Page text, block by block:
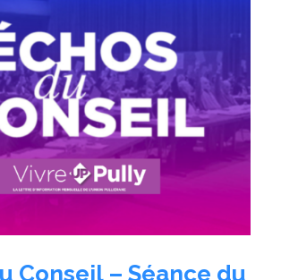
Conseil – Séance du